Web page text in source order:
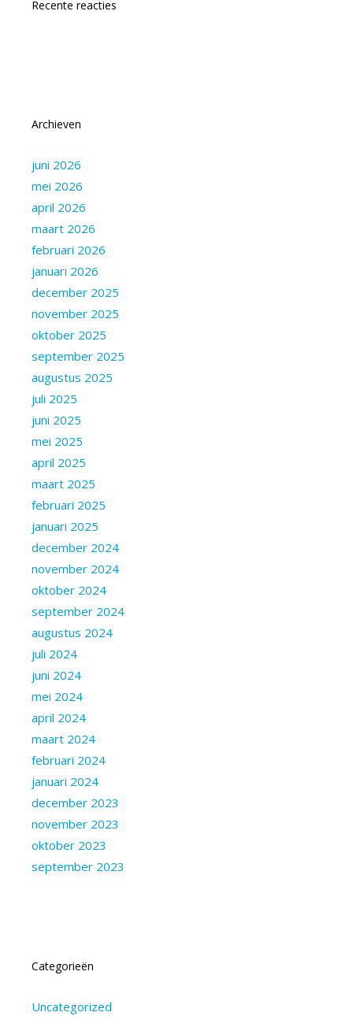
Recente reacties
Archieven
juni 2026
mei 2026
april 2026
maart 2026
februari 2026
januari 2026
december 2025
november 2025
oktober 2025
september 2025
augustus 2025
juli 2025
juni 2025
mei 2025
april 2025
maart 2025
februari 2025
januari 2025
december 2024
november 2024
oktober 2024
september 2024
augustus 2024
juli 2024
juni 2024
mei 2024
april 2024
maart 2024
februari 2024
januari 2024
december 2023
november 2023
oktober 2023
september 2023
Categorieën
Uncategorized